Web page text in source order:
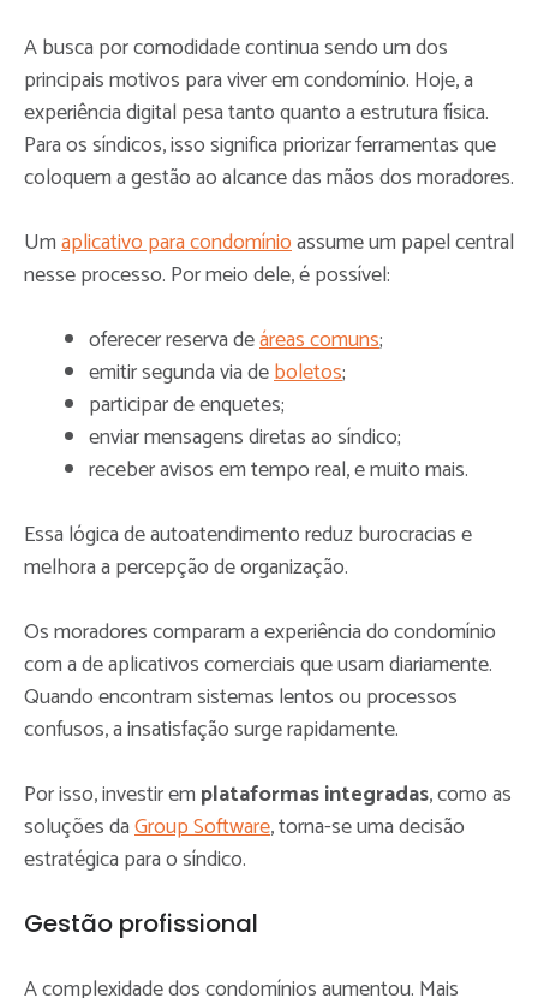
A busca por comodidade continua sendo um dos
principais motivos para viver em condomínio. Hoje, a
experiência digital pesa tanto quanto a estrutura física.
Para os síndicos, isso significa priorizar ferramentas que
coloquem a gestão ao alcance das mãos dos moradores.
Umaplicativo para condomínioassume um papel central
nesse processo. Por meio dele, é possível:
oferecer reserva deáreas comuns;
emitir segunda via deboletos;
participar de enquetes;
enviar mensagens diretas ao síndico;
receber avisos em tempo real, e muito mais.
Essa lógica de autoatendimento reduz burocracias e
melhora a percepção de organização.
Os moradores comparam a experiência do condomínio
com a de aplicativos comerciais que usam diariamente.
Quando encontram sistemas lentos ou processos
confusos, a insatisfação surge rapidamente.
Por isso, investir em plataformas integradas, como as
soluções daGroup Software, torna-se uma decisão
estratégica para o síndico.
Gestão profissional
A complexidade dos condomínios aumentou. Mais